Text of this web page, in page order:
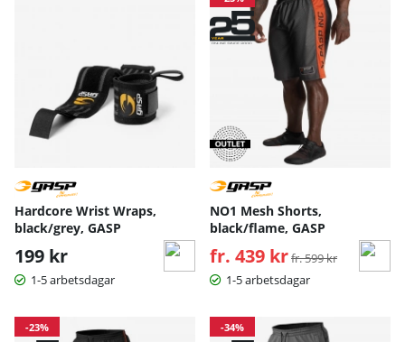
Hardcore Wrist Wraps,
black/grey, GASP
199 kr
1-5 arbetsdagar
NO1 Mesh Shorts,
black/flame, GASP
fr. 439 kr Ordinarie pris:
fr. 599 kr
1-5 arbetsdagar
-23% -34%